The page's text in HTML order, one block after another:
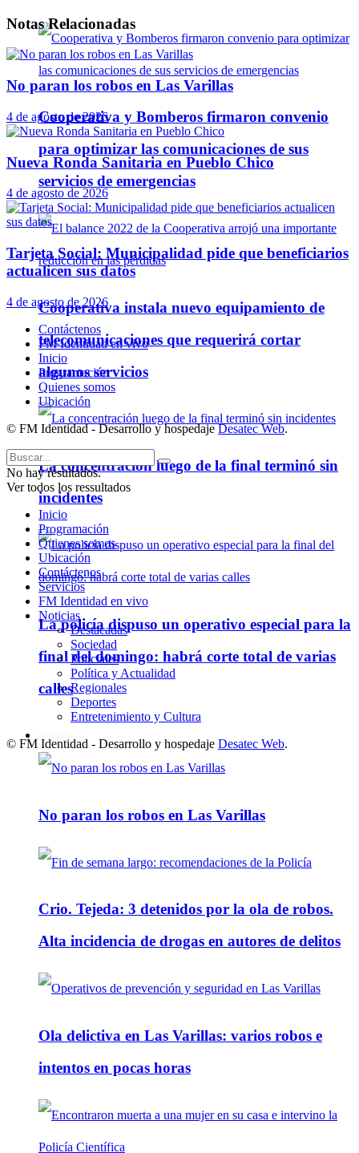
Cooperativa y Bomberos firmaron convenio
para optimizar las comunicaciones de sus
servicios de emergencias
Cooperativa instala nuevo equipamiento de
telecomunicaciones que requerirá cortar
algunos servicios
La concentración luego de la final terminó sin
incidentes
La policía dispuso un operativo especial para la
final del domingo: habrá corte total de varias
calles
Policiales
No paran los robos en Las Varillas
Crio. Tejeda: 3 detenidos por la ola de robos.
Alta incidencia de drogas en autores de delitos
Ola delictiva en Las Varillas: varios robos e
intentos en pocas horas
NotasRelacionadas
No paran los robos en Las Varillas
4 de agosto de 2026
Nueva Ronda Sanitaria en Pueblo Chico
4 de agosto de 2026
Tarjeta Social: Municipalidad pide que beneficiarios
actualicen sus datos
4 de agosto de 2026
Contáctenos
FM Identidad en vivo
Inicio
Programación
Quienes somos
Ubicación
© FM Identidad - Desarrollo y hospedajeDesatec Web.
No hay resultados.
Ver todos los ressultados
Inicio
Programación
Quienes somos
Ubicación
Contáctenos
Servicios
FM Identidad en vivo
Noticias
Destacadas
Sociedad
Policiales
Política y Actualidad
Regionales
Deportes
Entretenimiento y Cultura
© FM Identidad - Desarrollo y hospedaje Desatec Web.